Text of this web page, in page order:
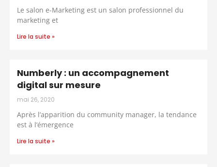
Le salon e-Marketing est un salon professionnel du
marketing et
Lire la suite »
Numberly : un accompagnement
digital sur mesure
mai 26, 2020
Après l’apparition du community manager, la tendance
est à l’émergence
Lire la suite »